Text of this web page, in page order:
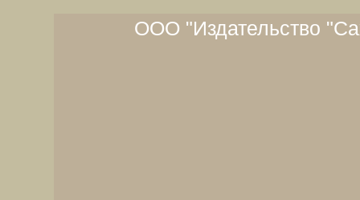
ООО "Издательство